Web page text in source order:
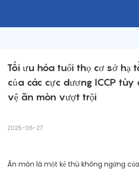
Tối ưu hóa tuổi thọ cơ sở hạ
của các cực dương ICCP
vệ ăn mòn vượt trội
2025-06-27
Ăn mòn là một kẻ thù không ngừng